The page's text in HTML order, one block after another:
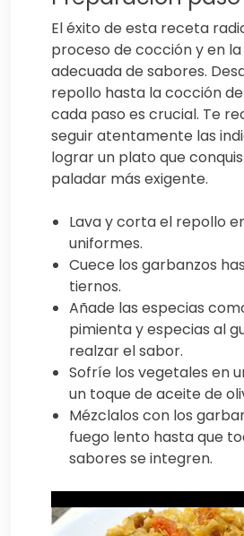
El éxito de esta receta
proceso de cocción y en
adecuada de sabores.
repollo hasta la cocción
cada paso es crucial. Te
seguir atentamente las
lograr un plato que
paladar más exigente.
Lava y corta el repollo
uniformes.
Cuece los garbanzos
tiernos.
Añade las especias
pimienta y especias al
realzar el sabor.
Sofríe los vegetales en
un toque de aceite de
Mézclalos con los
fuego lento hasta que
sabores se integren.